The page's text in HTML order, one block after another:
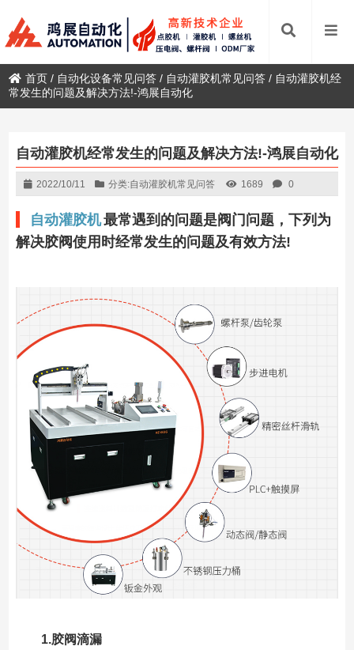
首页 / 自动化设备常见问答 / 自动灌胶机常见问答 / 自动灌胶机经
常发生的问题及解决方法!-鸿展自动化
自动灌胶机经常发生的问题及解决方法!-鸿展自动化
2022/10/11 分类:自动灌胶机常见问答 1689 0
自动灌胶机最常遇到的问题是阀门问题，下列为
解决胶阀使用时经常发生的问题及有效方法!
1.胶阀滴漏